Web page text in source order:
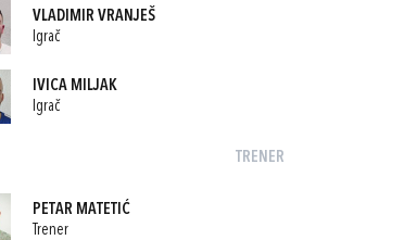
VLADIMIR VRANJEŠ
Igrač
IVICA MILJAK
Igrač
TRENER
PETAR MATETIĆ
Trener